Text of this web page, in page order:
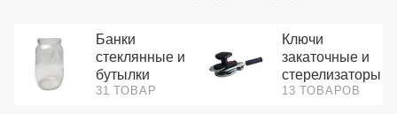
Банки
стеклянные и
бутылки
31 ТОВАР
Ключи
закаточные и
стерелизаторы
13 ТОВАРОВ